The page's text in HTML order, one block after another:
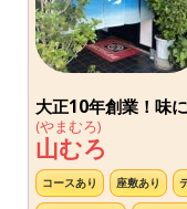
大正10年創業！味
(やまむろ)
山むろ
コースあり 座敷あり